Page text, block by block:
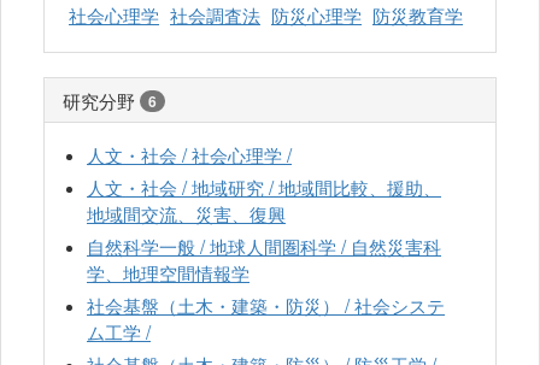
社会心理学 社会調査法 防災心理学 防災教育学
研究分野 6
人文・社会 / 社会心理学 /
人文・社会 / 地域研究 / 地域間比較、援助、
地域間交流、災害、復興
自然科学一般 / 地球人間圏科学 / 自然災害科
学、地理空間情報学
社会基盤（土木・建築・防災） / 社会システ
ム工学 /